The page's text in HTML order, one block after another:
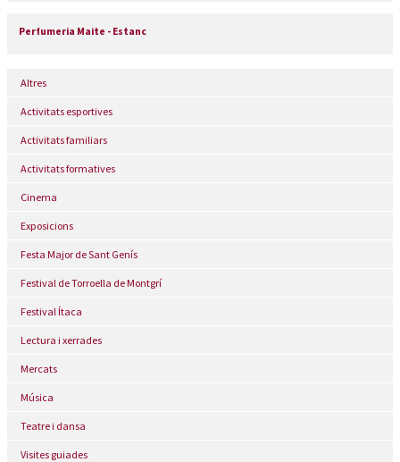
Perfumeria Maite - Estanc
Altres
Activitats esportives
Activitats familiars
Activitats formatives
Cinema
Exposicions
Festa Major de Sant Genís
Festival de Torroella de Montgrí
Festival Ítaca
Lectura i xerrades
Mercats
Música
Teatre i dansa
Visites guiades